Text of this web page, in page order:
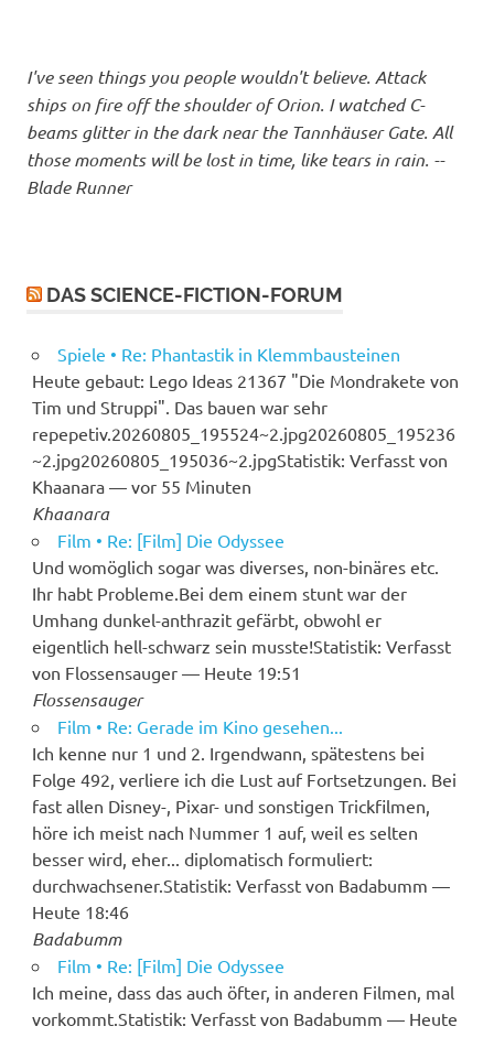
I've seen things you people wouldn't believe. Attack
ships on fire off the shoulder of Orion. I watched C-
beams glitter in the dark near the Tannhäuser Gate. All
those moments will be lost in time, like tears in rain. --
Blade Runner
DAS SCIENCE-FICTION-FORUM
Spiele • Re: Phantastik in Klemmbausteinen
Heute gebaut: Lego Ideas 21367 "Die Mondrakete von
Tim und Struppi". Das bauen war sehr
repepetiv.20260805_195524~2.jpg20260805_195236
~2.jpg20260805_195036~2.jpgStatistik: Verfasst von
Khaanara — vor 55 Minuten
Khaanara
Film • Re: [Film] Die Odyssee
Und womöglich sogar was diverses, non-binäres etc.
Ihr habt Probleme.Bei dem einem stunt war der
Umhang dunkel-anthrazit gefärbt, obwohl er
eigentlich hell-schwarz sein musste!Statistik: Verfasst
von Flossensauger — Heute 19:51
Flossensauger
Film • Re: Gerade im Kino gesehen...
Ich kenne nur 1 und 2. Irgendwann, spätestens bei
Folge 492, verliere ich die Lust auf Fortsetzungen. Bei
fast allen Disney-, Pixar- und sonstigen Trickfilmen,
höre ich meist nach Nummer 1 auf, weil es selten
besser wird, eher... diplomatisch formuliert:
durchwachsener.Statistik: Verfasst von Badabumm —
Heute 18:46
Badabumm
Film • Re: [Film] Die Odyssee
Ich meine, dass das auch öfter, in anderen Filmen, mal
vorkommt.Statistik: Verfasst von Badabumm — Heute